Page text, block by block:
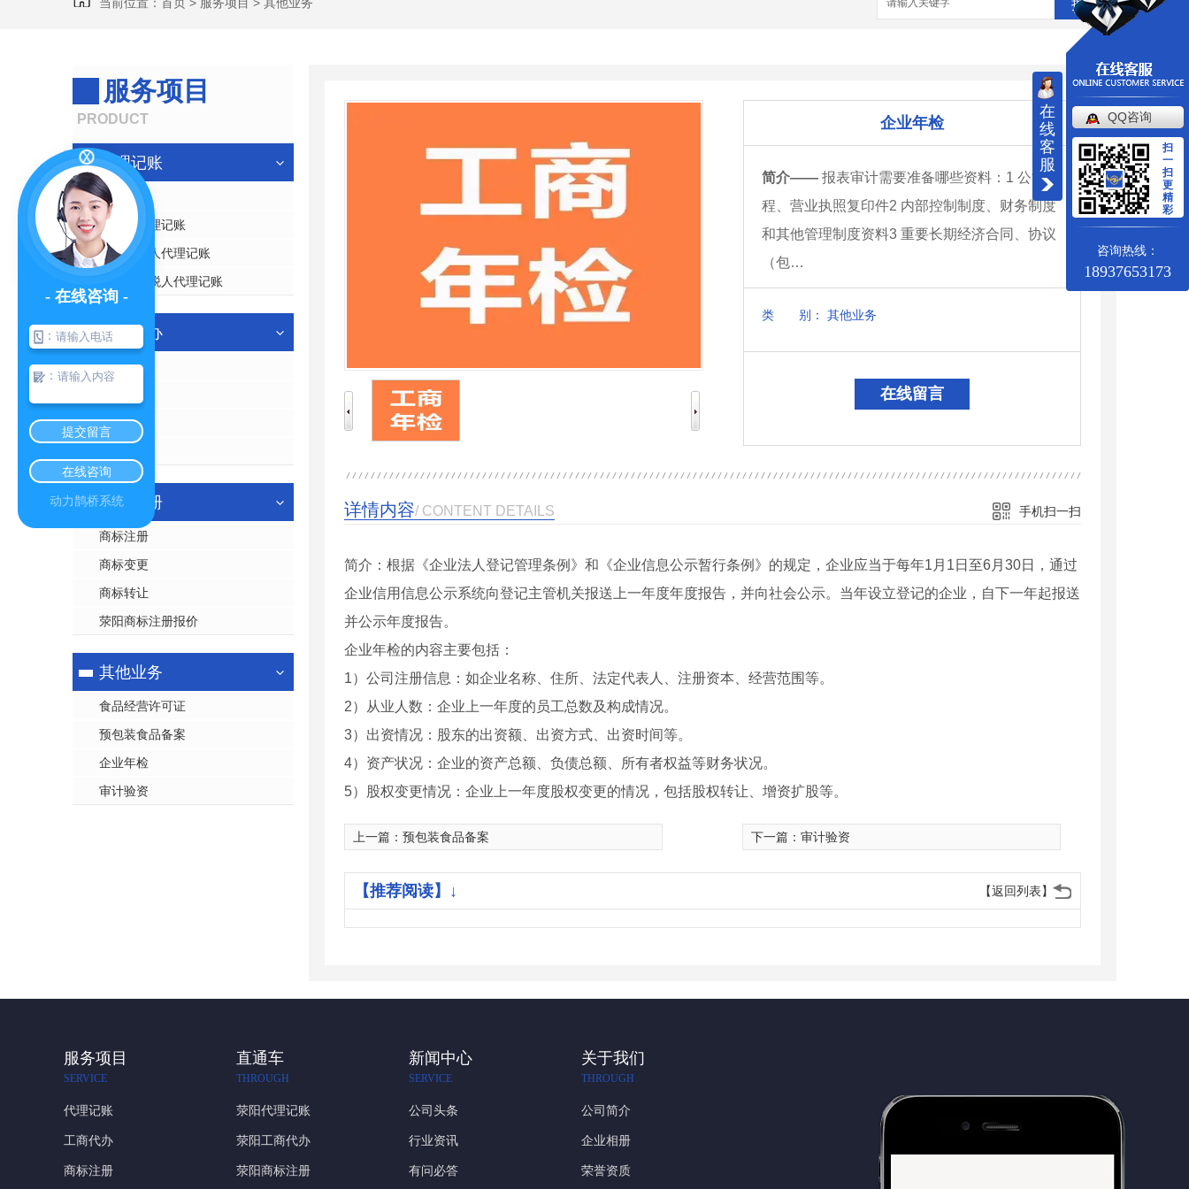
搜索
服务项目
PRODUCT
代理记账
旧账整理
个体户代理记账
一般纳税人代理记账
小规模纳税人代理记账
工商代办
工商注册
公司注销
商标注册
商标注册
商标变更
商标转让
荥阳商标注册报价
其他业务
食品经营许可证
预包装食品备案
企业年检
审计验资
企业年检
简介—— 报表审计需要准备哪些资料：1 公司章
程、营业执照复印件2 内部控制制度、财务制度
和其他管理制度资料3 重要长期经济合同、协议
（包…
类 别： 其他业务
在线留言
详情内容/ CONTENT DETAILS 手机扫一扫
简介：根据《企业法人登记管理条例》和《企业信息公示暂行条例》的规定，企业应当于每年1月1日至6月30日，通过
企业信用信息公示系统向登记主管机关报送上一年度年度报告，并向社会公示。当年设立登记的企业，自下一年起报送
并公示年度报告。
企业年检的内容主要包括：
1）公司注册信息：如企业名称、住所、法定代表人、注册资本、经营范围等。
2）从业人数：企业上一年度的员工总数及构成情况。
3）出资情况：股东的出资额、出资方式、出资时间等。
4）资产状况：企业的资产总额、负债总额、所有者权益等财务状况。
5）股权变更情况：企业上一年度股权变更的情况，包括股权转让、增资扩股等。
上一篇： 预包装食品备案 下一篇： 审计验资
【返回列表】
【推荐阅读】↓
服务项目
SERVICE
代理记账
工商代办
商标注册
直通车
THROUGH
荥阳代理记账
荥阳工商代办
荥阳商标注册
新闻中心
SERVICE
公司头条
行业资讯
有问必答
关于我们
THROUGH
公司简介
企业相册
荣誉资质
在
线
客
服
QQ咨询
扫
一
扫
更
精
彩
咨询热线：
18937653173
- 在线咨询 -
：
：
提交留言
在线咨询
动力鹊桥系统